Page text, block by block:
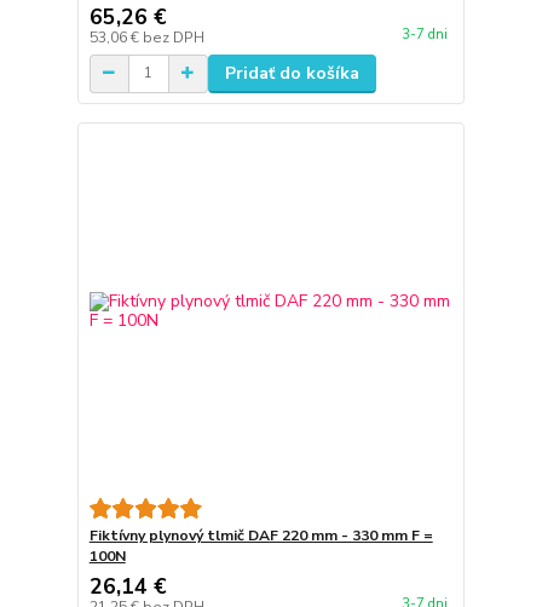
65,26 €
53,06 € bez DPH 3-7 dni
Pridať do košíka
Fiktívny plynový tlmič DAF 220 mm - 330 mm F =
100N
26,14 €